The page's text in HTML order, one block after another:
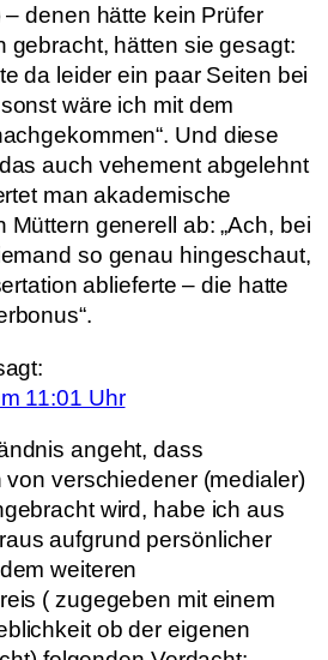
denen hätte kein Prüfer
gebracht, hätten sie gesagt:
da leider ein paar Seiten bei
wäre ich mit dem
Und diese
auch vehement abgelehnt
man akademische
Müttern generell ab: „Ach, bei
so genau hingeschaut,
ablieferte – die hatte
11:01 Uhr
angeht, dass
von verschiedener (medialer)
wird, habe ich aus
aufgrund persönlicher
weiteren
( zugegeben mit einem
ob der eigenen